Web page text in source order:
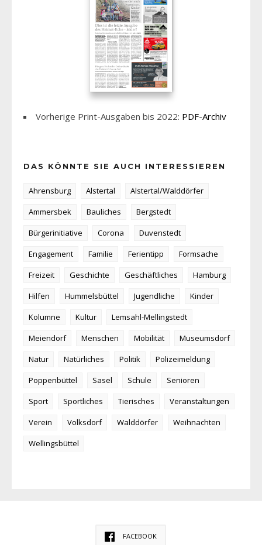
Vorherige Print-Ausgaben bis 2022: PDF-Archiv
DAS KÖNNTE SIE AUCH INTERESSIEREN
Ahrensburg Alstertal
Alstertal/Walddörfer
Ammersbek
Bauliches
Bergstedt
Bürgerinitiative
Corona
Duvenstedt
Engagement
Familie Ferientipp
Formsache
Freizeit
Geschichte Geschäftliches
Hamburg
Hilfen
Hummelsbüttel Jugendliche
Kinder
Kolumne
Kultur
Lemsahl-Mellingstedt
Meiendorf
Menschen Mobilität
Museumsdorf
Natur
Natürliches Politik
Polizeimeldung
Poppenbüttel
Sasel Schule
Senioren
Sport
Sportliches Tierisches
Veranstaltungen
Verein
Volksdorf Walddörfer
Weihnachten
Wellingsbüttel
FACEBOOK